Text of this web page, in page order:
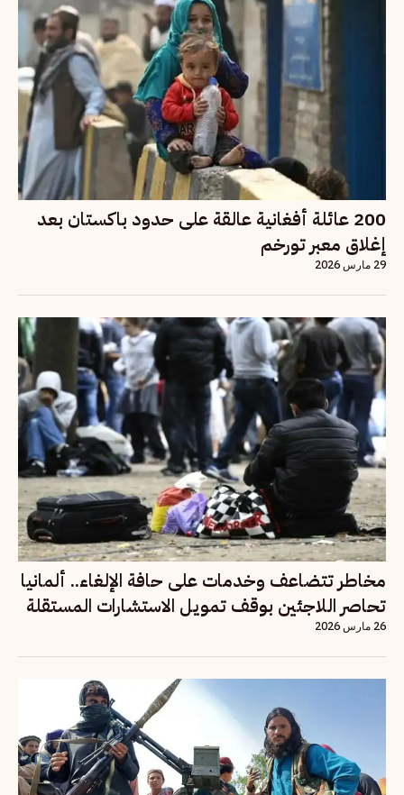
200 عائلة أفغانية عالقة على حدود باكستان بعد
إغلاق معبر تورخم
29 مارس 2026
مخاطر تتضاعف وخدمات على حافة الإلغاء.. ألمانيا
تحاصر اللاجئين بوقف تمويل الاستشارات المستقلة
26 مارس 2026